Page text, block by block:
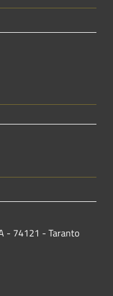
- 74121 - Taranto